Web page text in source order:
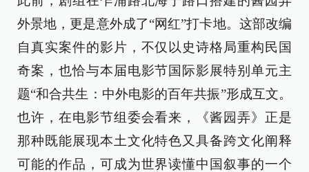
外景地，更是意外成了“网红”打卡地。这部改编
自真实案件的影片，不仅以史诗格局重构民国
奇案，也恰与本届电影节国际影展特别单元主
题“和合共生：中外电影的百年共振”形成互文。
也许，在电影节组委会看来，《酱园弄》正是
那种既能展现本土文化特色又具备跨文化阐释
可能的作品，可成为世界读懂中国叙事的一个